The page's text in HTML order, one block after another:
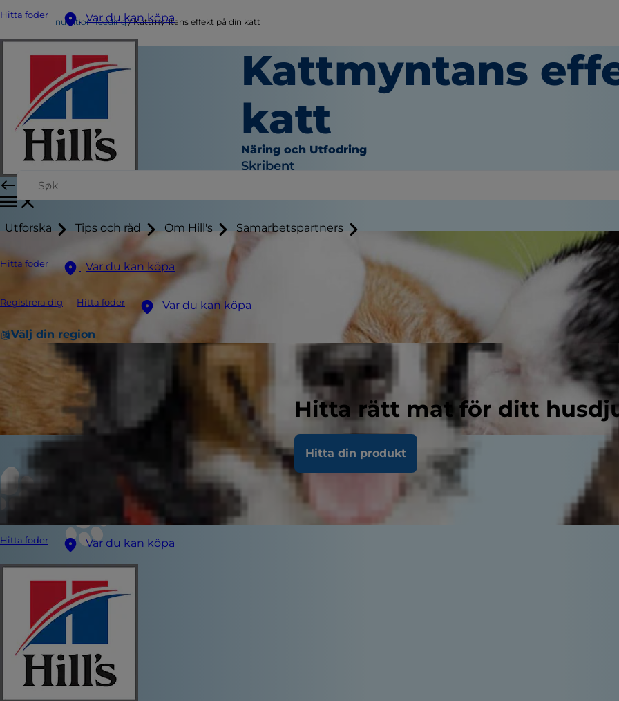
Hitta foder Var du kan köpa
Utforska Tips och råd Om Hill's Samarbetspartners
Hitta foder Var du kan köpa
Registrera dig Hitta foder Var du kan köpa
Välj din region
Hitta rätt mat för ditt
Hitta din produkt
Hitta foder Var du kan köpa
nutrition-feeding Kattmyntans effekt på din katt
Kattmyntans
katt
Näring och Utfodring
Skribent